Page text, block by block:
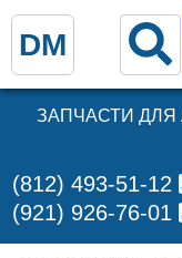
ЗАПЧАСТИ
(812) 493-51-12
(921) 926-76-01
DM